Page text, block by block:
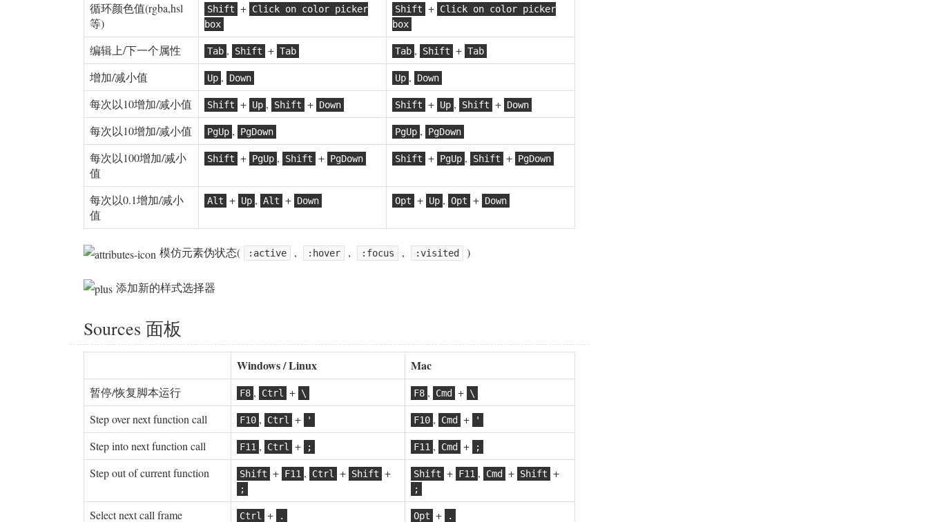
循环颜色值(rgba,hsl
等)
Shift + Click on color picker
box
Shift + Click on color picker
box
编辑上/下一个属性 Tab , Shift + Tab Tab , Shift + Tab
增加/减小值 Up , Down Up , Down
每次以10增加/减小值 Shift + Up , Shift + Down Shift + Up , Shift + Down
每次以10增加/减小值 PgUp , PgDown PgUp , PgDown
每次以100增加/减小
值
Shift + PgUp , Shift + PgDown Shift + PgUp , Shift + PgDown
每次以0.1增加/减小
值
Alt + Up , Alt + Down Opt + Up , Opt + Down
模仿元素伪状态( :active , :hover , :focus , :visited )
添加新的样式选择器
Sources 面板
Windows / Linux Mac
暂停/恢复脚本运行 F8 , Ctrl + \ F8 , Cmd + \
Step over next function call F10 , Ctrl + ' F10 , Cmd + '
Step into next function call F11 , Ctrl + ; F11 , Cmd + ;
Step out of current function Shift + F11 , Ctrl + Shift +
;
Shift + F11 , Cmd + Shift +
;
Select next call frame Ctrl + . Opt + .